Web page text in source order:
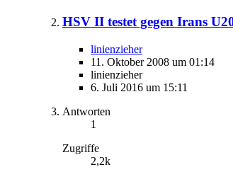
HSV II testet gegen Irans
linienzieher
11. Oktober 2008 um 01:14
linienzieher
6. Juli 2016 um 15:11
Antworten
1
Zugriffe
2,2k